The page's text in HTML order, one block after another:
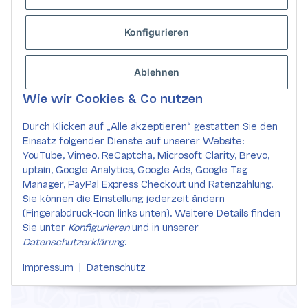
Konfigurieren
Ablehnen
Wie wir Cookies & Co nutzen
Durch Klicken auf „Alle akzeptieren“ gestatten Sie den
Einsatz folgender Dienste auf unserer Website:
YouTube, Vimeo, ReCaptcha, Microsoft Clarity, Brevo,
uptain, Google Analytics, Google Ads, Google Tag
Manager, PayPal Express Checkout und Ratenzahlung.
Sie können die Einstellung jederzeit ändern
(Fingerabdruck-Icon links unten). Weitere Details finden
Sie unter Konfigurierenund in unserer
Datenschutzerklärung.
Impressum | Datenschutz